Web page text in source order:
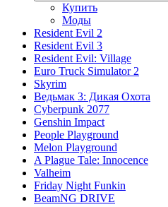
Купить
Моды
Resident Evil 2
Resident Evil 3
Resident Evil: Village
Euro Truck Simulator 2
Skyrim
Ведьмак 3: Дикая Охота
Cyberpunk 2077
Genshin Impact
People Playground
Melon Playground
A Plague Tale: Innocence
Valheim
Friday Night Funkin
BeamNG DRIVE